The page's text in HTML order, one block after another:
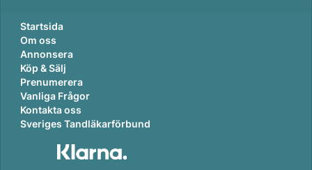
Tema:
Karriär
Startsida
Om oss
Annonsera
Köp & Sälj
Prenumerera
Vanliga Frågor
Kontakta oss
Sveriges Tandläkarförbund